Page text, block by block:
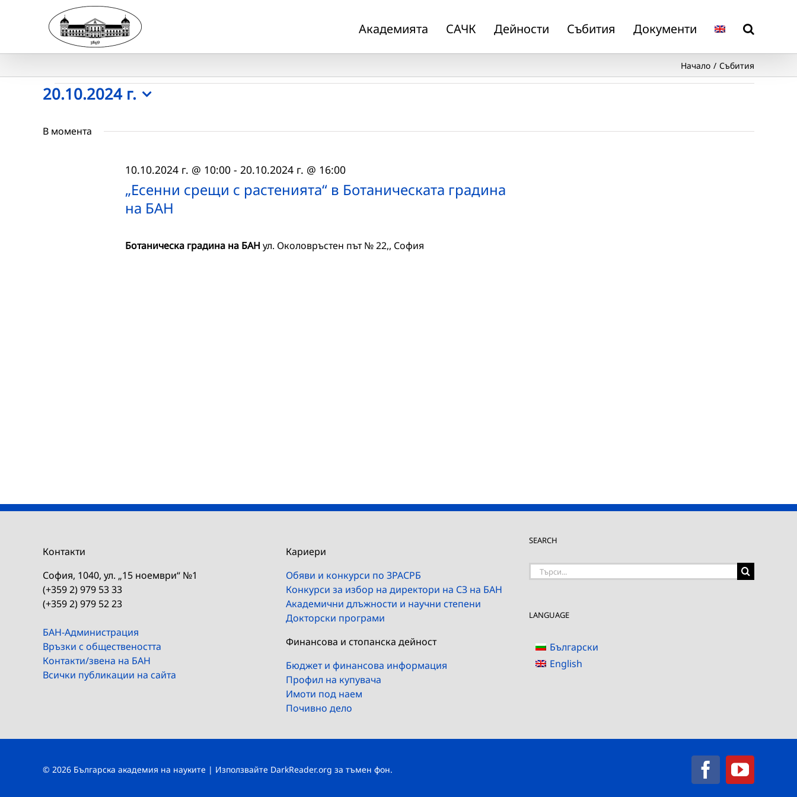
Академията САЧК Дейности Събития Документи
Начало Събития
Събития
for
20.10.2024 г.
date.
В момента
„Есенни срещи с растенията“ в Ботаническата градина
на БАН
10.10.2024 г. @ 10:00- 20.10.2024 г. @ 16:00
Ботаническа градина на БАН ул. Околовръстен път № 22,, София
Контакти
София, 1040, ул. „15 ноември“ №1
(+359 2) 979 53 33
(+359 2) 979 52 23
БАН-Администрация
Връзки с обществеността
Контакти/звена на БАН
Всички публикации на сайта
Кариери
Обяви и конкурси по ЗРАСРБ
Конкурси за избор на директори на СЗ на БАН
Академични длъжности и научни степени
Докторски програми
Финансова и стопанска дейност
Бюджет и финансова информация
Профил на купувача
Имоти под наем
Почивно дело
SEARCH
Търсене
LANGUAGE
Български
English
© 2026 Българска академия на науките | Използвайте DarkReader.org за тъмен фон. Facebook